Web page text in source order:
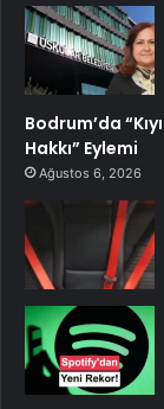
Bodrum’da
Hakkı” Eylemi
Ağustos 6, 2026